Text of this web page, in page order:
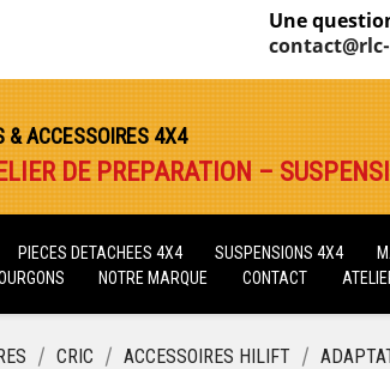
Une
& ACCESSOIRES 4X4
DE PREPARATION –
PIECES DETACHEES 4X4 SUSPENSIONS 4X4
NOTRE MARQUE CONTACT
CRIC ACCESSOIRES HILIFT